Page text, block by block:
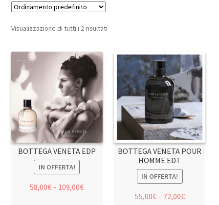
Visualizzazione di tutti i 2 risultati
BOTTEGA VENETA EDP
IN OFFERTA!
58,00€– 109,00€
BOTTEGA VENETA POUR
HOMME EDT
IN OFFERTA!
55,00€– 72,00€